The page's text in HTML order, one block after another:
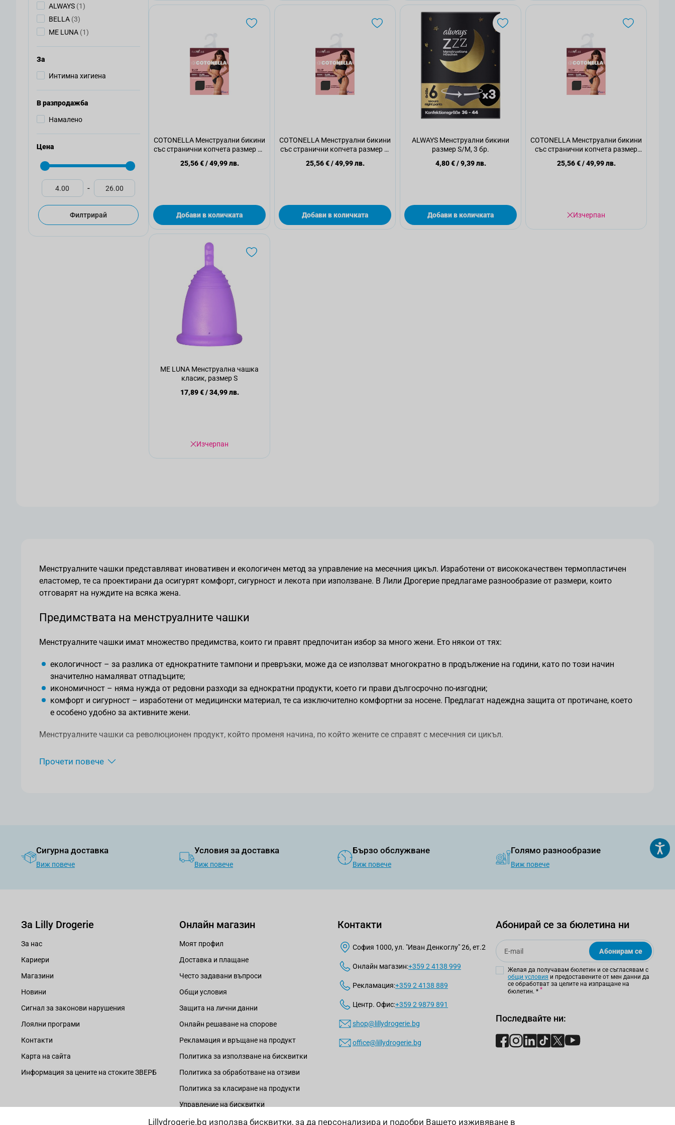
Lillydrogerie.bg използва бисквитки, за да персонализира и подобри Вашето изживяване в
ALWAYS (1)
BELLA (3)
ME LUNA (1)
За
Интимна хигиена
В разпродажба
Намалено
Цена
-
Филтрирай
COTONELLA Менструални бикини
със странични копчета размер M,
25,56 €/49,99 лв.
Добави в количката
COTONELLA Менструални бикини
със странични копчета размер L,
25,56 €/49,99 лв.
Добави в количката
ALWAYS Менструални бикини
размер S/M, 3 бр.
4,80 €/9,39 лв.
Добави в количката
COTONELLA Менструални бикини
със странични копчета размер
25,56 €/49,99 лв.
Изчерпан
ME LUNA Менструална чашка
класик, размер S
17,89 €/34,99 лв.
Изчерпан
Менструалните чашки представляват иновативен и екологичен метод за управление на месечния цикъл. Изработени от висококачествен термопластичен
еластомер, те са проектирани да осигурят комфорт, сигурност и лекота при използване. В Лили Дрогерие предлагаме разнообразие от размери, които
отговарят на нуждите на всяка жена.
Предимствата на менструалните чашки
Менструалните чашки имат множество предимства, които ги правят предпочитан избор за много жени. Ето някои от тях:
екологичност – за разлика от еднократните тампони и превръзки, може да се използват многократно в продължение на години, като по този начин
значително намаляват отпадъците;
икономичност – няма нужда от редовни разходи за еднократни продукти, което ги прави дългосрочно по-изгодни;
комфорт и сигурност – изработени от медицински материал, те са изключително комфортни за носене. Предлагат надеждна защита от протичане, което
е особено удобно за активните жени.
Менструалните чашки са революционен продукт, който променя начина, по който жените се справят с месечния си цикъл.
Как да използвате менструална чашка?
2. Поставяне
3. Изваждане
За да я извадите, натиснете леко основата ѝ, за да нарушите вакуума, и я изтеглете внимателно. Изпразнете съдържанието в тоалетната, измийте я и я
4. Поддръжка
След края на месечния цикъл, стерилизирайте отново и я съхранявайте в специална торбичка до следващия месец.
В нашия онлайн магазин ще намерите широка гама от менструални чашки на изгодни цени, които отговарят на най-високите стандарти за качество и
безопасност. Направете първата стъпка към по-екологичен и хигиеничен менструален цикъл още днес с избор от Лили Дрогерие!
Прочети повече
Сигурна доставка
Виж повече
Условия за доставка
Виж повече
Бързо обслужване
Виж повече
Голямо разнообразие
Виж повече
За Lilly Drogerie
За нас
Кариери
Магазини
Новини
Сигнал за законови нарушения
Лоялни програми
Контакти
Карта на сайта
Информация за цените на стоките ЗВЕРБ
Онлайн магазин
Моят профил
Доставка и плащане
Често задавани въпроси
Общи условия
Защита на лични данни
Онлайн решаване на спорове
Рекламация и връщане на продукт
Политика за използване на бисквитки
Политика за обработване на отзиви
Политика за класиране на продукти
Управление на бисквитки
Контакти
София 1000, ул. "Иван Денкоглу" 26, ет.2
Онлайн магазин:+359 2 4138 999
Рекламация:+359 2 4138 889
Центр. Офис:+359 2 9879 891
shop@lillydrogerie.bg
office@lillydrogerie.bg
Абонирай се за бюлетина ни
Email
Абонирам се
Желая да получавам бюлетин и се съгласявам с
общи условия и предоставените от мен данни да
се обработват за целите на изпращане на
бюлетин. *
Последвайте ни: